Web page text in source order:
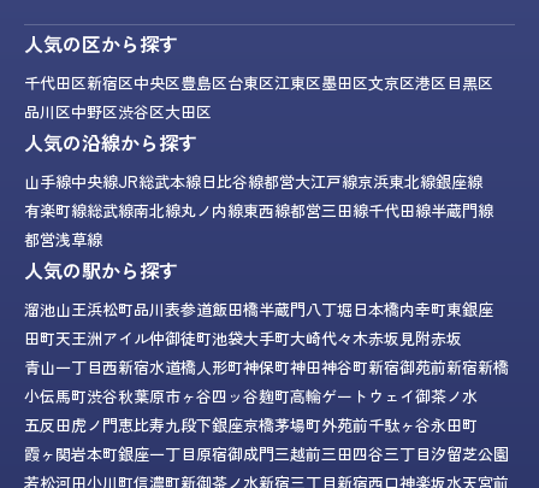
人気の区から探す
千代田区新宿区中央区豊島区台東区江東区墨田区文京区港区目黒区
品川区中野区渋谷区大田区
人気の沿線から探す
山手線中央線JR総武本線日比谷線都営大江戸線京浜東北線銀座線
有楽町線総武線南北線丸ノ内線東西線都営三田線千代田線半蔵門線
都営浅草線
人気の駅から探す
溜池山王浜松町品川表参道飯田橋半蔵門八丁堀日本橋内幸町東銀座
田町天王洲アイル仲御徒町池袋大手町大崎代々木赤坂見附赤坂
青山一丁目西新宿水道橋人形町神保町神田神谷町新宿御苑前新宿新橋
小伝馬町渋谷秋葉原市ヶ谷四ッ谷麹町高輪ゲートウェイ御茶ノ水
五反田虎ノ門恵比寿九段下銀座京橋茅場町外苑前千駄ヶ谷永田町
霞ヶ関岩本町銀座一丁目原宿御成門三越前三田四谷三丁目汐留芝公園
若松河田小川町信濃町新御茶ノ水新宿三丁目新宿西口神楽坂水天宮前